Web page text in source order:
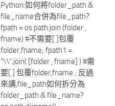
Python:如何將folder_path &
file_name合併為file_path?
fpath = os.path.join (folder ,
fname) #不需要[ ]包覆
folder,fname; fpath1 =
“\\”.join( [folder , fname] ) #需
要[ ] 包覆folder,fname ; 反過
來講,file_path如何拆分為
folder_path & file_name?